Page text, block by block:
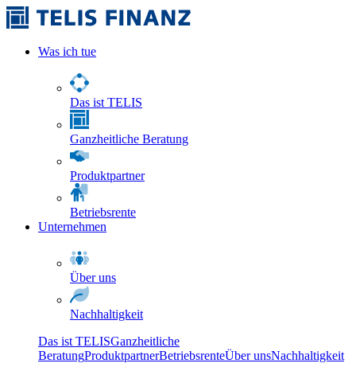
Was ich tue
Das ist TELIS
Ganzheitliche Beratung
Produktpartner
Betriebsrente
Unternehmen
Über uns
Nachhaltigkeit
Das ist TELISGanzheitliche
BeratungProduktpartnerBetriebsrenteÜber unsNachhaltigkeit